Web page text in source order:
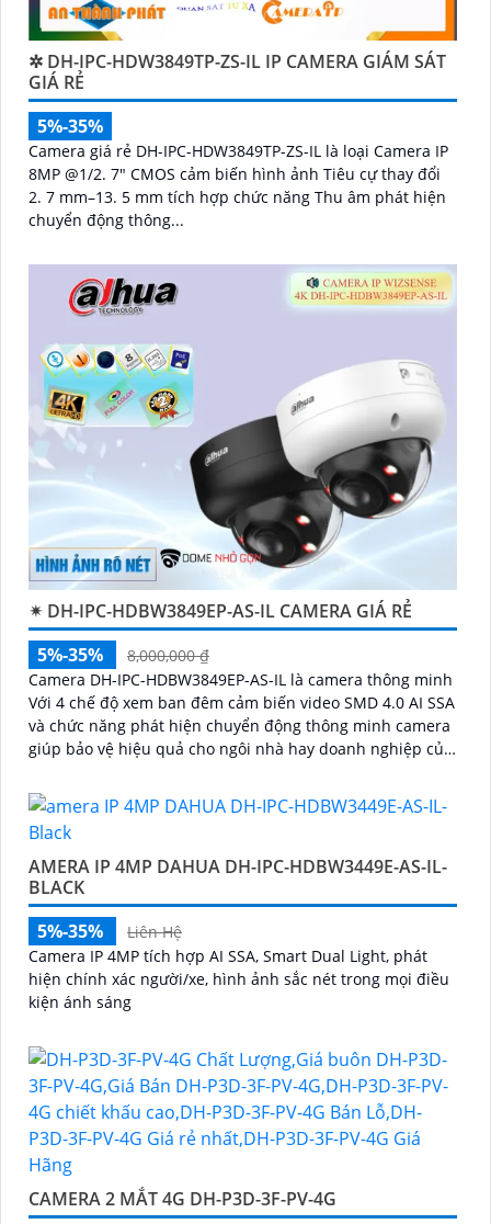
✲ DH-IPC-HDW3849TP-ZS-IL IP CAMERA GIÁM SÁT
GIÁ RẺ
5%-35%
Camera giá rẻ DH-IPC-HDW3849TP-ZS-IL là loại Camera IP
8MP @1/2. 7" CMOS cảm biến hình ảnh Tiêu cự thay đổi
2. 7 mm–13. 5 mm tích hợp chức năng Thu âm phát hiện
chuyển động thông...
✴ DH-IPC-HDBW3849EP-AS-IL CAMERA GIÁ RẺ
5%-35%
8,000,000 ₫
Camera DH-IPC-HDBW3849EP-AS-IL là camera thông minh
Với 4 chế độ xem ban đêm cảm biến video SMD 4.0 AI SSA
và chức năng phát hiện chuyển động thông minh camera
giúp bảo vệ hiệu quả cho ngôi nhà hay doanh nghiệp của
AMERA IP 4MP DAHUA DH-IPC-HDBW3449E-AS-IL-
BLACK
5%-35%
Liên Hệ
Camera IP 4MP tích hợp AI SSA, Smart Dual Light, phát
hiện chính xác người/xe, hình ảnh sắc nét trong mọi điều
kiện ánh sáng
CAMERA 2 MẮT 4G DH-P3D-3F-PV-4G